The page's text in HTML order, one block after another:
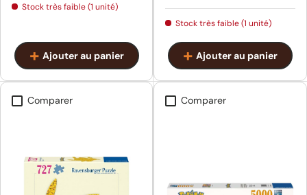
Stock très faible (1 unité)
Ajouter au panier
Stock très faible (1 unité)
Ajouter au panier
Comparer Comparer